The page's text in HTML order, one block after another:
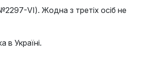
VI). Жодна з третіх осіб не
в Україні.